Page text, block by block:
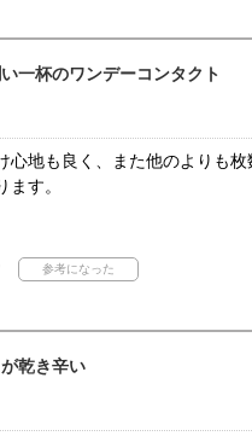
一杯のワンデーコンタクト
心地も良く、また他のよりも
ます。
が乾き辛い